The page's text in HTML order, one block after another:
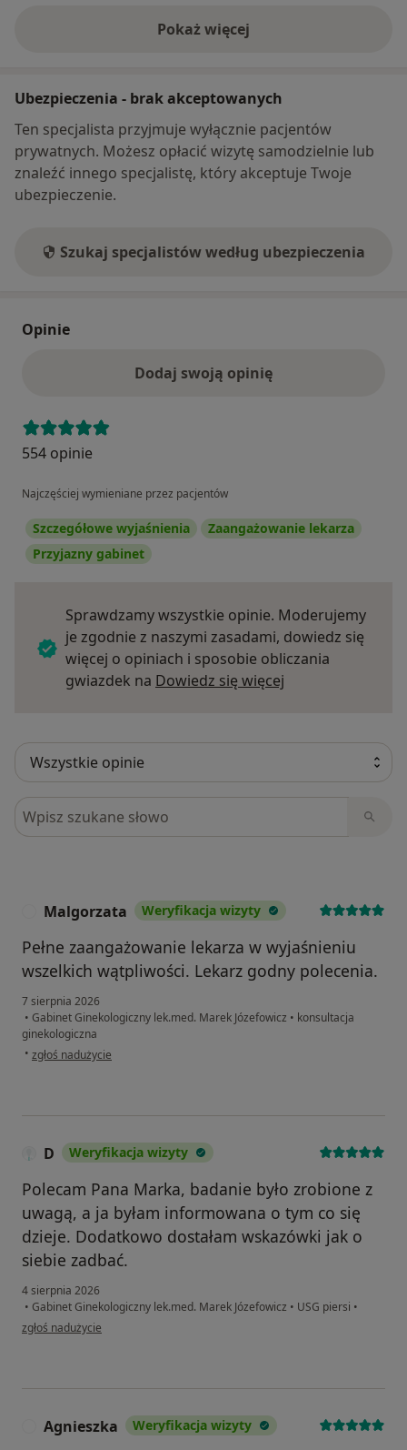
Pokaż więcej
o adresie
Ubezpieczenia - brak akceptowanych
Ten specjalista przyjmuje wyłącznie pacjentów
prywatnych. Możesz opłacić wizytę samodzielnie lub
znaleźć innego specjalistę, który akceptuje Twoje
ubezpieczenie.
Szukaj specjalistów według ubezpieczenia
Opinie
Dodaj swoją opinię
554 opinie
Najczęściej wymieniane przez pacjentów
Szczegółowe wyjaśnienia
Zaangażowanie lekarza
Przyjazny gabinet
Sprawdzamy wszystkie opinie. Moderujemy
je zgodnie z naszymi zasadami, dowiedz się
więcej o opiniach i sposobie obliczania
gwiazdek na Dowiedz się więcej
Szukaj w opiniach
Malgorzata Weryfikacja wizyty
Pełne zaangażowanie lekarza w wyjaśnieniu
wszelkich wątpliwości. Lekarz godny polecenia.
7 sierpnia 2026
• Gabinet Ginekologiczny lek.med. Marek Józefowicz • konsultacja
ginekologiczna
• w opinii użytkownika Malgorzata
zgłoś nadużycie
D Weryfikacja wizyty
Polecam Pana Marka, badanie było zrobione z
uwagą, a ja byłam informowana o tym co się
dzieje. Dodatkowo dostałam wskazówki jak o
siebie zadbać.
4 sierpnia 2026
• Gabinet Ginekologiczny lek.med. Marek Józefowicz • USG piersi •
w opinii użytkownika D
zgłoś nadużycie
Agnieszka Weryfikacja wizyty